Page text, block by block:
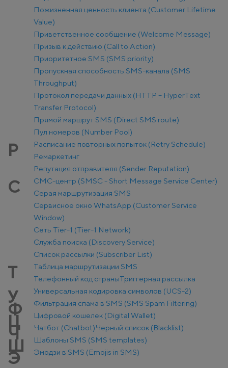
Пожизненная ценность клиента (Customer Lifetime
Value)
Приветственное сообщение (Welcome Message)
Призыв к действию (Call to Action)
Приоритетное SMS (SMS priority)
Пропускная способность SMS-канала (SMS
Throughput)
Протокол передачи данных (HTTP – HyperText
Transfer Protocol)
Прямой маршрут SMS (Direct SMS route)
Пул номеров (Number Pool)
Р
Расписание повторных попыток (Retry Schedule)
Ремаркетинг
Репутация отправителя (Sender Reputation)
С
СМС-центр (SMSC - Short Message Service Center)
Серая маршрутизация SMS
Сервисное окно WhatsApp (Customer Service
Window)
Сеть Tier-1 (Tier-1 Network)
Служба поиска (Discovery Service)
Список рассылки (Subscriber List)
Т
Таблица маршрутизации SMS
Телефонный код страныТриггерная рассылка
У Универсальная кодировка символов (UCS-2)
Ф Фильтрация спама в SMS (SMS Spam Filtering)
Ц Цифровой кошелек (Digital Wallet)
Ч Чатбот (Chatbot)Черный список (Blacklist)
Ш Шаблоны SMS (SMS templates)
Э Эмодзи в SMS (Emojis in SMS)